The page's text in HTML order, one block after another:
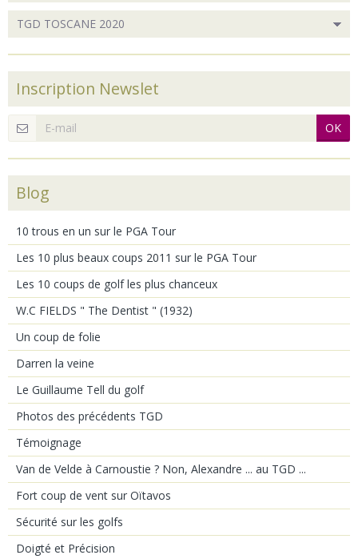
Inscription Newslet
OK
Blog
10 trous en un sur le PGA Tour
Les 10 plus beaux coups 2011 sur le PGA Tour
Les 10 coups de golf les plus chanceux
W.C FIELDS " The Dentist " (1932)
Un coup de folie
Darren la veine
Le Guillaume Tell du golf
Photos des précédents TGD
Témoignage
Van de Velde à Carnoustie ? Non, Alexandre ... au TGD ...
Fort coup de vent sur Oïtavos
Sécurité sur les golfs
Doigté et Précision